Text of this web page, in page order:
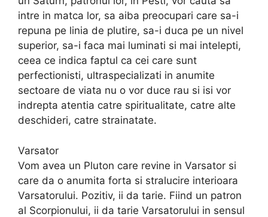
intre in matca lor, sa aiba preocupari care sa-i
repuna pe linia de plutire, sa-i duca pe un nivel
superior, sa-i faca mai luminati si mai intelepti,
ceea ce indica faptul ca cei care sunt
perfectionisti, ultraspecializati in anumite
sectoare de viata nu o vor duce rau si isi vor
indrepta atentia catre spiritualitate, catre alte
deschideri, catre strainatate.
Varsator
Vom avea un Pluton care revine in Varsator si
care da o anumita forta si stralucire interioara
Varsatorului. Pozitiv, ii da tarie. Fiind un patron
al Scorpionului, ii da tarie Varsatorului in sensul